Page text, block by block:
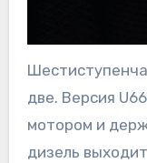
две. Версия
мотором и
дизель